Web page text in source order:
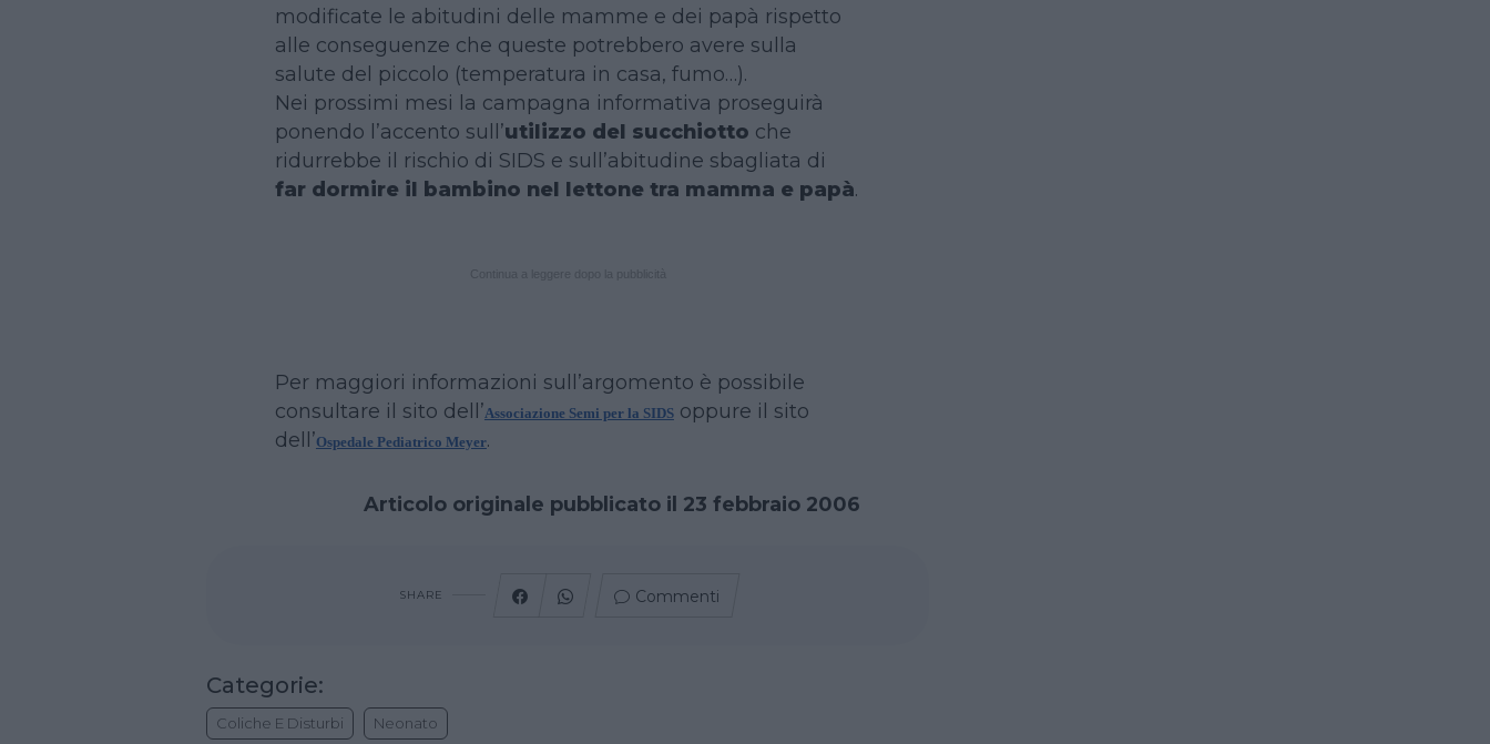
modificate le abitudini delle mamme e dei papà rispetto
alle conseguenze che queste potrebbero avere sulla
salute del piccolo (temperatura in casa, fumo…).
Nei prossimi mesi la campagna informativa proseguirà
ponendo l’accento sull’utilizzo del succhiotto che
ridurrebbe il rischio di SIDS e sull’abitudine sbagliata di
far dormire il bambino nel lettone tra mamma e papà.
Per maggiori informazioni sull’argomento è possibile
consultare il sito dell’Associazione Semi per la SIDSoppure il sito
dell’Ospedale Pediatrico Meyer.
Articolo originale pubblicato il 23 febbraio 2006
SHARE Commenti
Categorie:
Coliche E Disturbi Neonato